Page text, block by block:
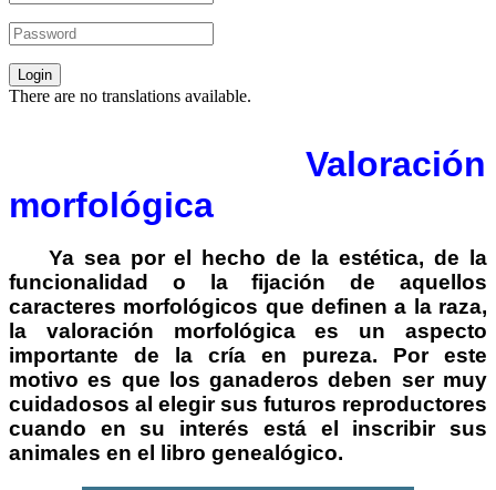
There are no translations available.
Valoración
morfológica
Ya sea por el hecho de la estética, de la
funcionalidad o la fijación de aquellos
caracteres morfológicos que definen a la raza,
la valoración morfológica es un aspecto
importante de la cría en pureza. Por este
motivo es que los ganaderos deben ser muy
cuidadosos al elegir sus futuros reproductores
cuando en su interés está el inscribir sus
animales en el libro genealógico.